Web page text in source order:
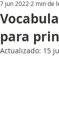
para
7 jun 2022 2 min de
Actualizado: 15